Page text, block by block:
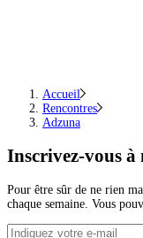
Accueil
Rencontres
Adzuna
Inscrivez-vous à
Pour être sûr de ne rien
chaque semaine. Vous